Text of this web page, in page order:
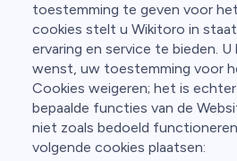
toestemming te geven voor
cookies stelt u Wikitoro in
ervaring en service te bieden.
wenst, uw toestemming voor
Cookies weigeren; het is
bepaalde functies van de
niet zoals bedoeld
volgende cookies plaatsen: